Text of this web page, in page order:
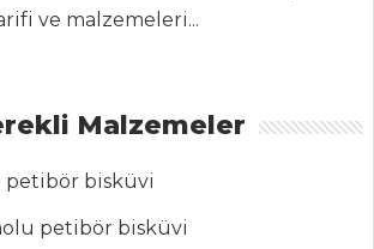
ve malzemeleri...
Malzemeler
petibör bisküvi
petibör bisküvi